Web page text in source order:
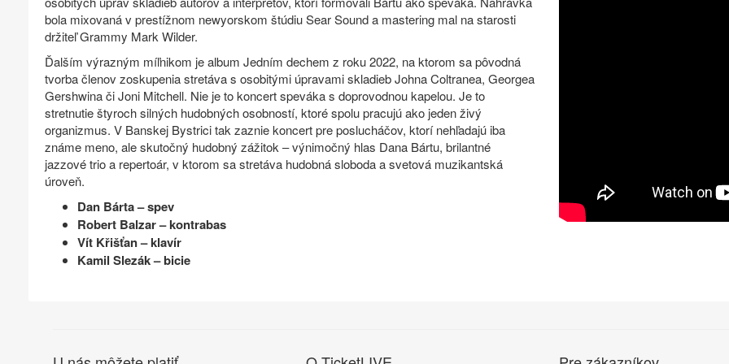
bola mixovaná v prestížnom newyorskom štúdiu Sear Sound a mastering mal na starosti
držiteľ Grammy Mark Wilder.
Ďalším výrazným míľnikom je album Jedním dechem z roku 2022, na ktorom sa pôvodná
tvorba členov zoskupenia stretáva s osobitými úpravami skladieb Johna Coltranea, Georgea
Gershwina či Joni Mitchell. Nie je to koncert speváka s doprovodnou kapelou. Je to
stretnutie štyroch silných hudobných osobností, ktoré spolu pracujú ako jeden živý
organizmus. V Banskej Bystrici tak zaznie koncert pre poslucháčov, ktorí nehľadajú iba
známe meno, ale skutočný hudobný zážitok – výnimočný hlas Dana Bártu, brilantné
jazzové trio a repertoár, v ktorom sa stretáva hudobná sloboda a svetová muzikantská
úroveň.
Dan Bárta – spev
Robert Balzar – kontrabas
Vít Křišťan – klavír
Kamil Slezák – bicie